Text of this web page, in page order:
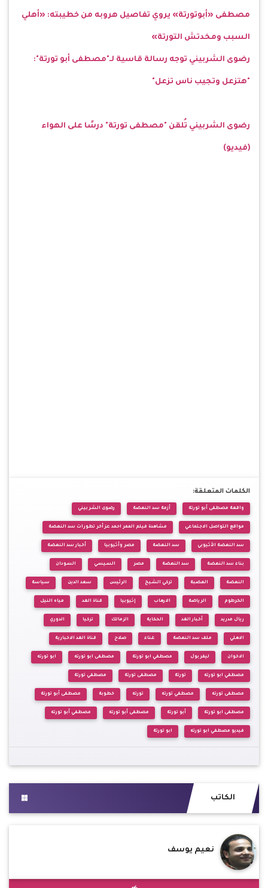
مصطفى «أبوتورتة» يروي تفاصيل هروبه من خطيبته: «أهلي
السبب ومخدتش التورتة»
رضوى الشربيني توجه رسالة قاسية لـ"مصطفى أبو تورتة":
"هتزعل وتجيب ناس تزعل"
رضوى الشربيني تُلقن "مصطفى تورتة" درسًا على الهواء
(فيديو)
الكلمات المتعلقة:
واقعة مصطفى أبو تورتة أزمة سد النهضة رضوى الشربيني
مواقع التواصل الاجتماعي مشاهدة فيلم الممر احمد عزأخر تطورات سد النهضة
سد النهضة الأثيوبي سد النهضة مصر وأثيوبيا أخبار سد النهضة
بناء سد النهضة سد النهضة مصر السيسي السودان
النهضة الهضبة تركي الشيخ الرئيس سعد الدين سياسة
الخرطوم الرياضة الارهاب إثيوبيا قناة الغد مياه النيل
ريال مدريد أخبار الغد الحكاية الزمالك تركيا الدوري
الاهلي ملف سد النهضة غناء صلاح قناة الغد الاخبارية
الاخوان ليفربول مصطفي ابو تورتة مصطفى ابو تورته ابو تورته
مصطفي ابو تورته تورتة مصطفى تورتة مصطفي تورتة
مصطفى تورته مصطفي تورته تورته خطوبة مصطفى أبو تورتة
مصطفى ابو تورتة أبو تورتة مصطفى أبو تورته مصطفي أبو تورته
فيديو مصطفي ابو تورته ابو تورتة
الكاتب
نعيم يوسف